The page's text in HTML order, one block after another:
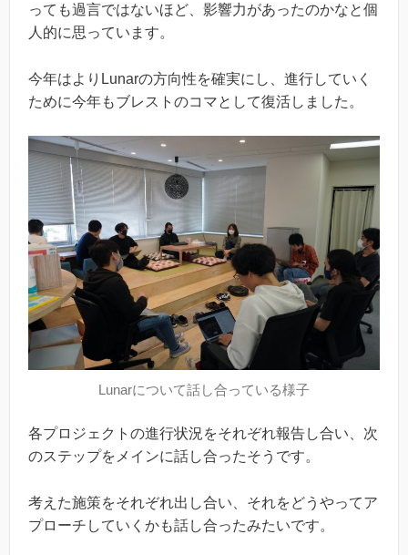
っても過言ではないほど、影響力があったのかなと個
人的に思っています。
今年はよりLunarの方向性を確実にし、進行していく
ために今年もブレストのコマとして復活しました。
Lunarについて話し合っている様子
各プロジェクトの進行状況をそれぞれ報告し合い、次
のステップをメインに話し合ったそうです。
考えた施策をそれぞれ出し合い、それをどうやってア
プローチしていくかも話し合ったみたいです。